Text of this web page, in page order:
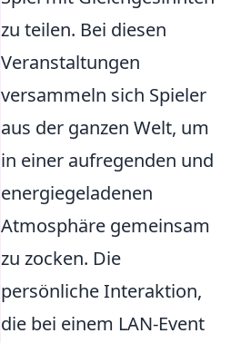
zu teilen. Bei diesen
Veranstaltungen
versammeln sich Spieler
aus der ganzen Welt, um
in einer aufregenden und
energiegeladenen
Atmosphäre gemeinsam
zu zocken. Die
persönliche Interaktion,
die bei einem LAN-Event